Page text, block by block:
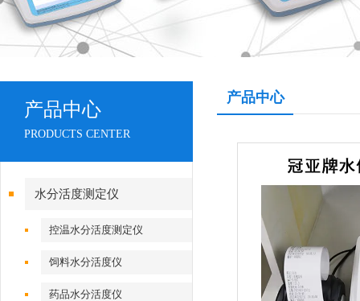
产品中心
PRODUCTS CENTER
水分活度测定仪
控温水分活度测定仪
饲料水分活度仪
药品水分活度仪
产品中心